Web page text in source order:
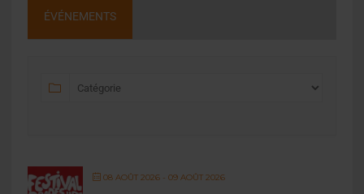
ÉVÉNEMENTS
08 AOÛT 2026- 09 AOÛT 2026